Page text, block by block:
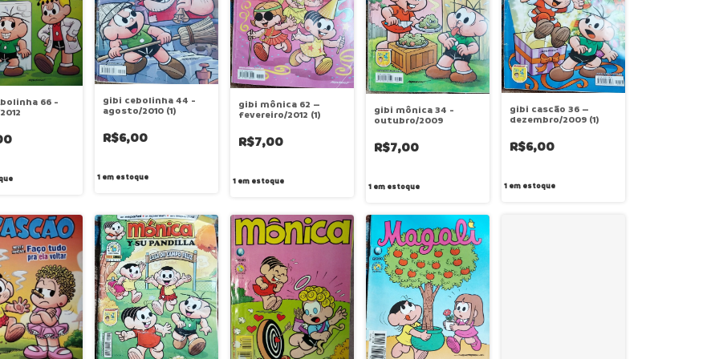
66 - gibi cebolinha 44 -
agosto/2010 (1)
R$6,00
1em estoque
gibi mônica 62 –
fevereiro/2012 (1)
R$7,00
1em estoque
gibi mônica 34 -
outubro/2009
R$7,00
1em estoque
gibi cascão 36 –
dezembro/2009 (1)
R$6,00
1em estoque